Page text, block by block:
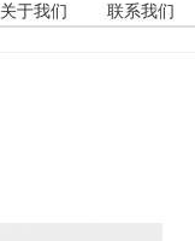
关于我们 联系我们